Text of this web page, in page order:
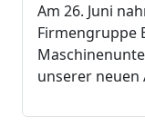
Am 26. Juni
Firmengruppe
unserer